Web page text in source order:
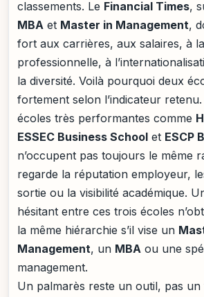
classements. Le Financial Times,
MBA et Master in Management,
fort aux carrières, aux salaires, à
professionnelle, à
la diversité. Voilà pourquoi deux
fortement selon l’indicateur
écoles très performantes comme
ESSEC Business School et ESCP
n’occupent pas toujours le même
regarde la réputation employeur,
sortie ou la visibilité académique.
hésitant entre ces trois écoles
la même hiérarchie s’il vise un
Management, un MBA ou une
management.
Un palmarès reste un outil, pas un